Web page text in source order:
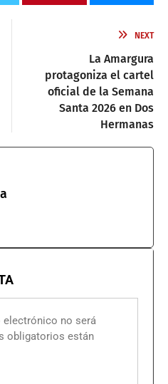
NEXT
La Amargura
protagoniza el cartel
oficial de la Semana
Santa 2026 en Dos
Hermanas
electrónico no será
obligatorios están